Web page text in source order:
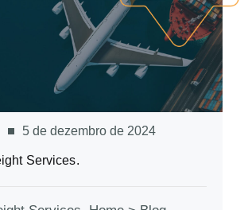
5 de dezembro de 2024
Services.